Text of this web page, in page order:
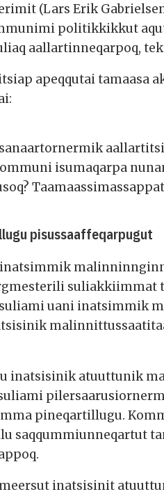
(Lars Erik
politikkikkut
aallartinneqarpoq,
apeqqutai tamaasa
isumaqarpa
pisussaaffeqarpugut
inatsimmik
suliakkiimmat
suliami uani inatsimmik
inatsisinik atuuttunik
pineqartillugu.
saqqummiunneqartut
inatsisinit